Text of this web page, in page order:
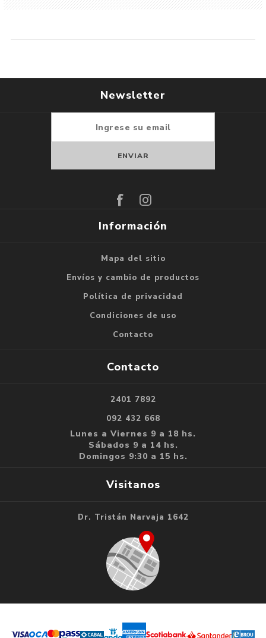
Newsletter
Información
Mapa del sitio
Envíos y cambio de productos
Política de privacidad
Condiciones de uso
Contacto
Contacto
2401 7892
092 432 668
Lunes a Viernes 9 a 18 hs.
Sábados 9 a 14 hs.
Domingos 9:30 a 15 hs.
Visitanos
Dr. Tristán Narvaja 1642